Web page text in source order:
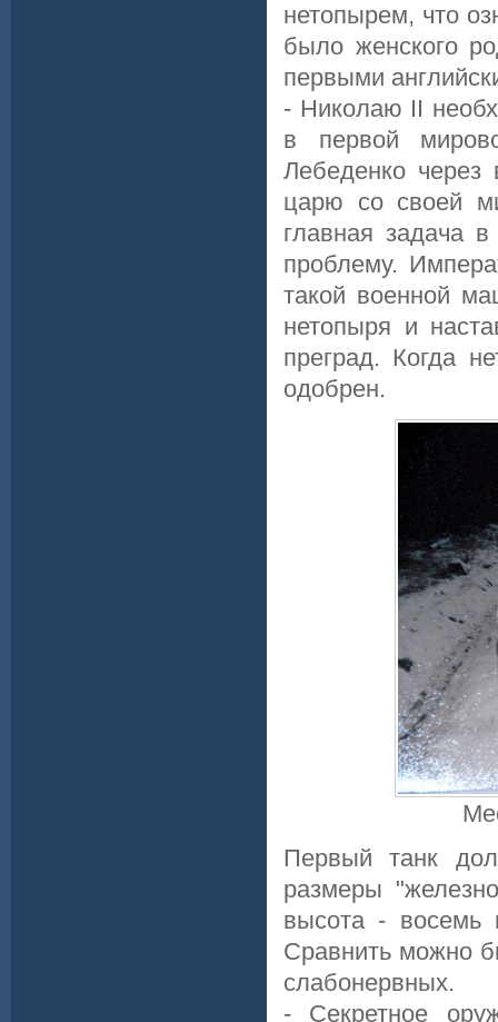
нетопырем, что
было женского
первыми
- Николаю II
в первой
Лебеденко через
царю со своей
главная задача
проблему.
такой военной
нетопыря и
преград. Когда
одобрен.
Первый танк
размеры
высота - восемь
Сравнить можно
слабонервных.
- Секретное